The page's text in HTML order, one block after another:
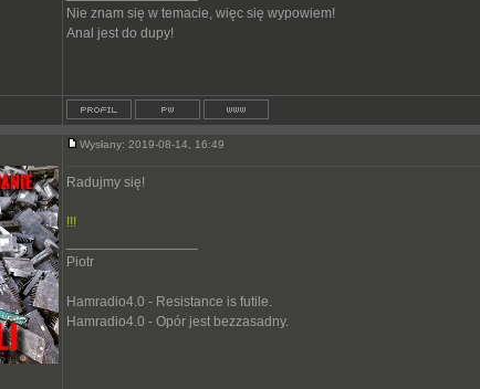
Nie znam się w temacie, więc się wypowiem!
Anal jest do dupy!
Wysłany: 2019-08-14, 16:49
Radujmy się!
!!!
Piotr
Hamradio4.0 - Resistance is futile.
Hamradio4.0 - Opór jest bezzasadny.